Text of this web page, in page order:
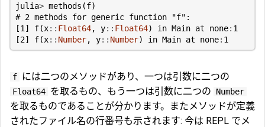
julia> methods (f)
# 2 methods for generic function "f":
[1 ] f(x:: Float64, y:: Float64) in Main at none: 1
[2] f(x:: Number, y:: Number) in Main at none: 1
f には二つのメソッドがあり、一つは引数に二つの
Float64 を取るもの、もう一つは引数に二つの Number
を取るものであることが分かります。またメソッドが定義
されたファイル名の行番号も示されます: 今は REPL でメ